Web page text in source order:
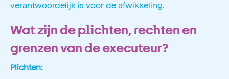
verantwoordelijk is voor de afwikkeling.
Wat zijn de plichten, rechten en
grenzen van de executeur?
Plichten: